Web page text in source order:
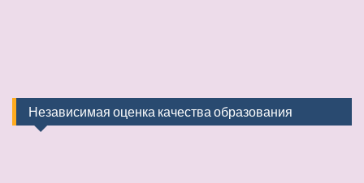
Независимая оценка качества образования